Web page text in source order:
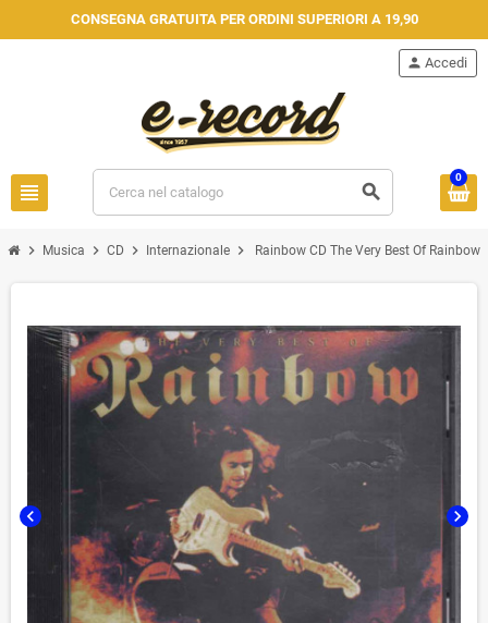
CONSEGNA GRATUITA PER ORDINI SUPERIORI A 19,90
view_headline search
person Accedi
0
chevron_right Musica chevron_right CD chevron_right Internazionale chevron_right Rainbow CD The Very Best Of
chevron_left chevron_right